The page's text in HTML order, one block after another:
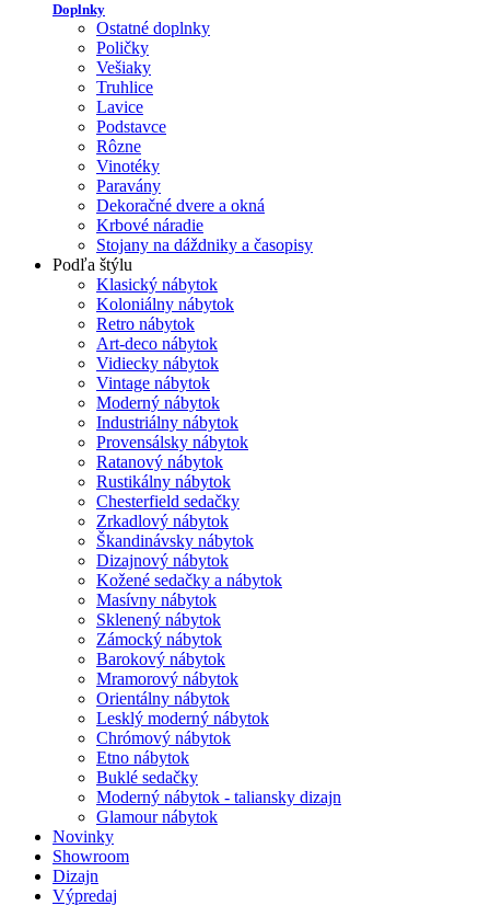
Doplnky
Ostatné doplnky
Poličky
Vešiaky
Truhlice
Lavice
Podstavce
Rôzne
Vinotéky
Paravány
Dekoračné dvere a okná
Krbové náradie
Stojany na dáždniky a časopisy
Podľa štýlu
Klasický nábytok
Koloniálny nábytok
Retro nábytok
Art-deco nábytok
Vidiecky nábytok
Vintage nábytok
Moderný nábytok
Industriálny nábytok
Provensálsky nábytok
Ratanový nábytok
Rustikálny nábytok
Chesterfield sedačky
Zrkadlový nábytok
Škandinávsky nábytok
Dizajnový nábytok
Kožené sedačky a nábytok
Masívny nábytok
Sklenený nábytok
Zámocký nábytok
Barokový nábytok
Mramorový nábytok
Orientálny nábytok
Lesklý moderný nábytok
Chrómový nábytok
Etno nábytok
Buklé sedačky
Moderný nábytok - taliansky dizajn
Glamour nábytok
Novinky
Showroom
Dizajn
Výpredaj